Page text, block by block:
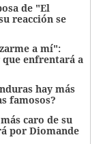
de "El
reacción se
a mí":
enfrentará a
hay más
famosos?
caro de su
por Diomande